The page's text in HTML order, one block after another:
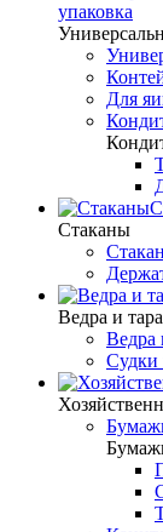
упаковка
Для
Стаканы
Ведра и тара
Ведра
Судки